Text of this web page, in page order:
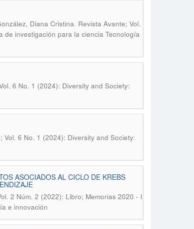
Diana Cristina. Revista Avante; Vol.
investigación para la ciencia Tecnología
6 No. 1 (2024): Diversity and Society:
6 No. 1 (2024): Diversity and Society:
ASOCIADOS AL CICLO DE KREBS
2 Núm. 2 (2022): Libro; Memorias 2020 - I
e innovación